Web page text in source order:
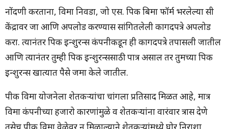
नोंदणी करताना, विमा निवडा, जो एस. पिक बिमा फॉर्म भरलेल्या सी
केंद्रावर जा आणि अपलोड करण्यास सांगितलेली कागदपत्रे अपलोड
करा. त्यानंतर पिक इन्शुरन्स कंपनीकडून ही कागदपत्रे तपासली जातील
आणि त्यानंतर तुम्ही पिक इन्शुरन्ससाठी पात्र असाल तर तुमच्या पिक
इन्शुरन्स खात्यात पैसे जमा केले जातील.
पीक विमा योजनेला शेतकऱ्यांचा चांगला प्रतिसाद मिळत आहे, मात्र
विमा कंपनीच्या हजारो कारणांमुळे व शेतकऱ्यांना वारंवार त्रास देणे